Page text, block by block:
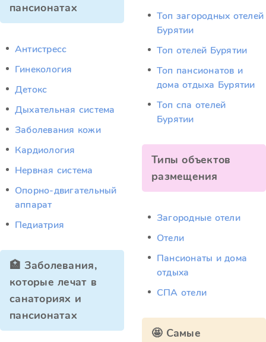
пансионатах
Антистресс
Гинекология
Детокс
Дыхательная система
Заболевания кожи
Кардиология
Нервная система
Опорно-двигательный
аппарат
Педиатрия
🏥 Заболевания,
которые лечат в
санаториях и
пансионатах
Топ загородных отелей
Бурятии
Топ отелей Бурятии
Топ пансионатов и
дома отдыха Бурятии
Топ спа отелей
Бурятии
Типы объектов
размещения
Загородные отели
Отели
Пансионаты и дома
отдыха
СПА отели
🤩 Самые